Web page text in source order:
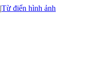
|Từ điển hình ảnh